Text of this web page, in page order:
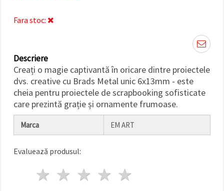
să vă
un tip de
cookie -uri
dat și
făcând clic
pe butonul
Аcceptati
toate!
Setări
Fara stoc:
Descriere
Creați o magie captivantă în oricare dintre proiectele
dvs. creative cu Brads Metal unic 6x13mm - este
cheia pentru proiectele de scrapbooking sofisticate
care prezintă grație și ornamente frumoase.
Marca EM ART
Evaluează produsul:
4 stele
3 stele
2 stele
1 stea